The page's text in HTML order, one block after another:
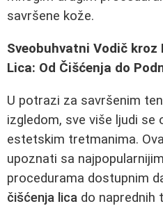
savršene kože.
Sveobuhvatni Vodič
Lica: Od Čišćenja do
U potrazi za savršenim
izgledom, sve više ljudi se
estetskim tretmanima.
upoznati sa
procedurama dostupnim
čišćenja lica do naprednih